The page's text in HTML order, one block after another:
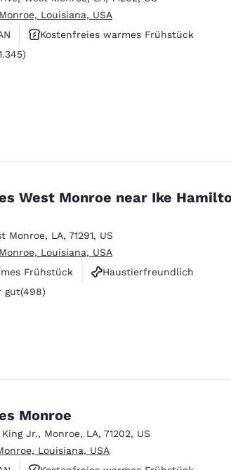
Louisiana, USA
Kostenfreies warmes Frühstück
Gut. 1345 Bewertungen
West Monroe near Ike
Monroe, LA, 71291, US
Louisiana, USA
Frühstück
Haustierfreundlich
Sehr gut. 498 Bewertungen
gut(498)
Monroe
Jr., Monroe, LA, 71202, US
Louisiana, USA